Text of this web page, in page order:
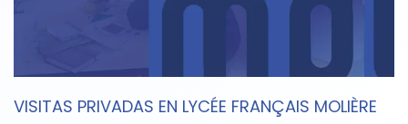
VISITAS PRIVADAS EN LYCÉE FRANÇAIS MOLIÈRE